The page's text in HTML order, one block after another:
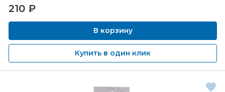
210 ₽
В корзину
Купить в один клик